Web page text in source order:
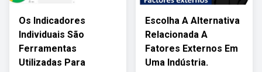
Os Indicadores
Individuais São
Ferramentas
Utilizadas Para
Escolha A Alternativa
Relacionada A
Fatores Externos Em
Uma Indústria.